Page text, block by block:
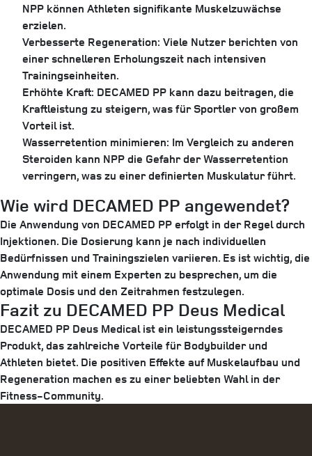
NPP können Athleten signifikante Muskelzuwächse
erzielen.
Verbesserte Regeneration: Viele Nutzer berichten von
einer schnelleren Erholungszeit nach intensiven
Trainingseinheiten.
Erhöhte Kraft: DECAMED PP kann dazu beitragen, die
Kraftleistung zu steigern, was für Sportler von großem
Vorteil ist.
Wasserretention minimieren: Im Vergleich zu anderen
Steroiden kann NPP die Gefahr der Wasserretention
verringern, was zu einer definierten Muskulatur führt.
Wie wird DECAMED PP angewendet?
Die Anwendung von DECAMED PP erfolgt in der Regel durch
Injektionen. Die Dosierung kann je nach individuellen
Bedürfnissen und Trainingszielen variieren. Es ist wichtig, die
Anwendung mit einem Experten zu besprechen, um die
optimale Dosis und den Zeitrahmen festzulegen.
Fazit zu DECAMED PP Deus Medical
DECAMED PP Deus Medical ist ein leistungssteigerndes
Produkt, das zahlreiche Vorteile für Bodybuilder und
Athleten bietet. Die positiven Effekte auf Muskelaufbau und
Regeneration machen es zu einer beliebten Wahl in der
Fitness-Community.